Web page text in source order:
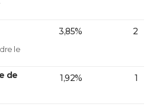
le
3,85% 2
de
1,92% 1